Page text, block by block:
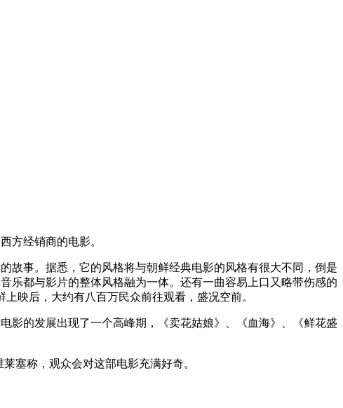
方经销商的电影。
故事。据悉，它的风格将与朝鲜经典电影的风格有很大不同，倒是
乐都与影片的整体风格融为一体。还有一曲容易上口又略带伤感的
映后，大约有八百万民众前往观看，盛况空前。
影的发展出现了一个高峰期，《卖花姑娘》、《血海》、《鲜花盛
塞称，观众会对这部电影充满好奇。